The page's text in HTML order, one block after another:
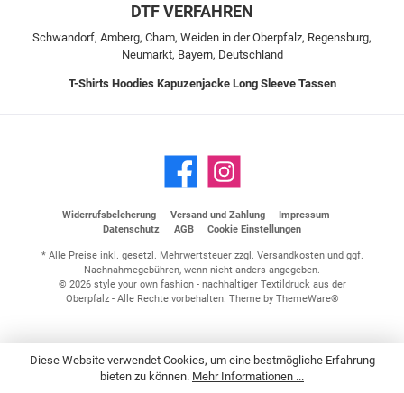
DTF VERFAHREN
Schwandorf, Amberg, Cham, Weiden in der Oberpfalz, Regensburg,
Neumarkt, Bayern, Deutschland
T-Shirts Hoodies Kapuzenjacke Long Sleeve Tassen
Widerrufsbeleherung Versand und Zahlung
Impressum
Datenschutz
AGB Cookie Einstellungen
* Alle Preise inkl. gesetzl. Mehrwertsteuer zzgl. Versandkostenund ggf.
Nachnahmegebühren, wenn nicht anders angegeben.
© 2026 style your own fashion - nachhaltiger Textildruck aus der
Oberpfalz - Alle Rechte vorbehalten. Theme by ThemeWare®
Diese Website verwendet Cookies, um eine bestmögliche Erfahrung
bieten zu können. Mehr Informationen ...